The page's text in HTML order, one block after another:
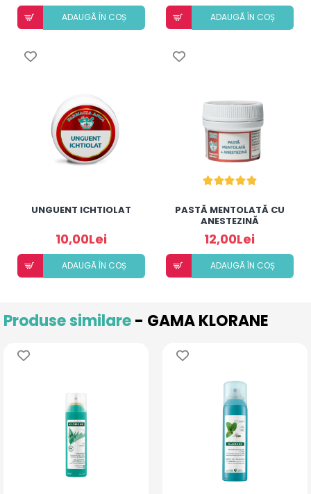
ADAUGÃ ÎN COȘ ADAUGÃ ÎN COȘ
UNGUENT ICHTIOLAT
10,00Lei
ADAUGÃ ÎN COȘ
PASTĂ MENTOLATĂ CU
ANESTEZINĂ
12,00Lei
ADAUGÃ ÎN COȘ
Produse similare- GAMA KLORANE